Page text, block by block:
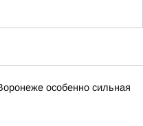
особенно сильная